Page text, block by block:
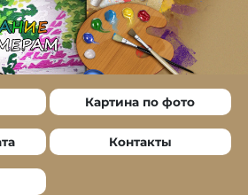
Картина по фото
Контакты